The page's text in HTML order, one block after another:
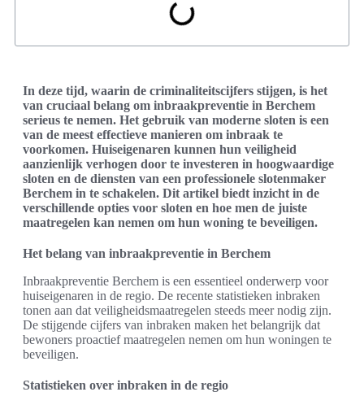
In deze tijd, waarin de criminaliteitscijfers stijgen, is het
van cruciaal belang om inbraakpreventie in Berchem
serieus te nemen. Het gebruik van moderne sloten is een
van de meest effectieve manieren om inbraak te
voorkomen. Huiseigenaren kunnen hun veiligheid
aanzienlijk verhogen door te investeren in hoogwaardige
sloten en de diensten van een professionele slotenmaker
Berchem in te schakelen. Dit artikel biedt inzicht in de
verschillende opties voor sloten en hoe men de juiste
maatregelen kan nemen om hun woning te beveiligen.
Het belang van inbraakpreventie in Berchem
Inbraakpreventie Berchem is een essentieel onderwerp voor
huiseigenaren in de regio. De recente statistieken inbraken
tonen aan dat veiligheidsmaatregelen steeds meer nodig zijn.
De stijgende cijfers van inbraken maken het belangrijk dat
bewoners proactief maatregelen nemen om hun woningen te
beveiligen.
Statistieken over inbraken in de regio